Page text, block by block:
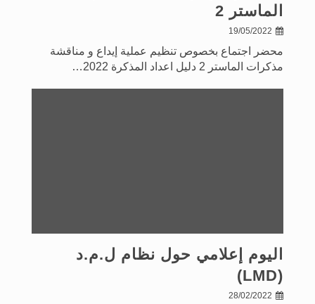
الماستر 2
19/05/2022
محضر اجتماع بخصوص تنظيم عملية إيداع و مناقشة
مذكرات الماستر 2 دليل اعداد المذكرة 2022…
اليوم إعلامي حول نظام ل.م.د
(LMD)
28/02/2022